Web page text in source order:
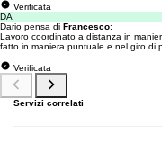
Verificata
DA
Dario pensa di Francesco:
Lavoro coordinato a distanza in
fatto in maniera puntuale e nel giro di
Verificata
Servizi correlati